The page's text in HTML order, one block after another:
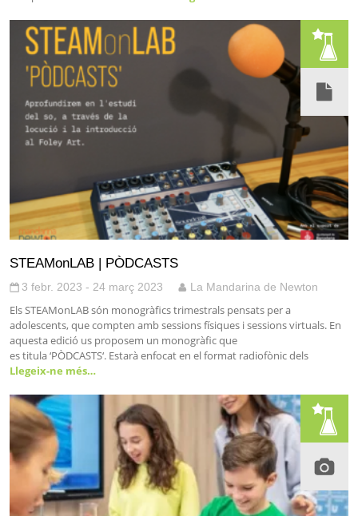
STEAMonLAB | PÒDCASTS
3 febr. 2023 - 24 març 2023 La Mandarina de Newton
Els STEAMonLAB són monogràfics trimestrals pensats per a
adolescents, que compten amb sessions físiques i sessions virtuals. En
aquesta edició us proposem un monogràfic que
es titula ‘PÒDCASTS‘. Estarà enfocat en el format radiofònic dels
Llegeix-ne més…